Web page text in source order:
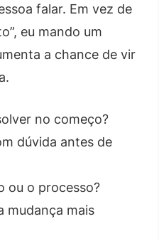
falar. Em vez de
eu mando um
a chance de vir
no começo?
dúvida antes de
ou o processo?
mudança mais